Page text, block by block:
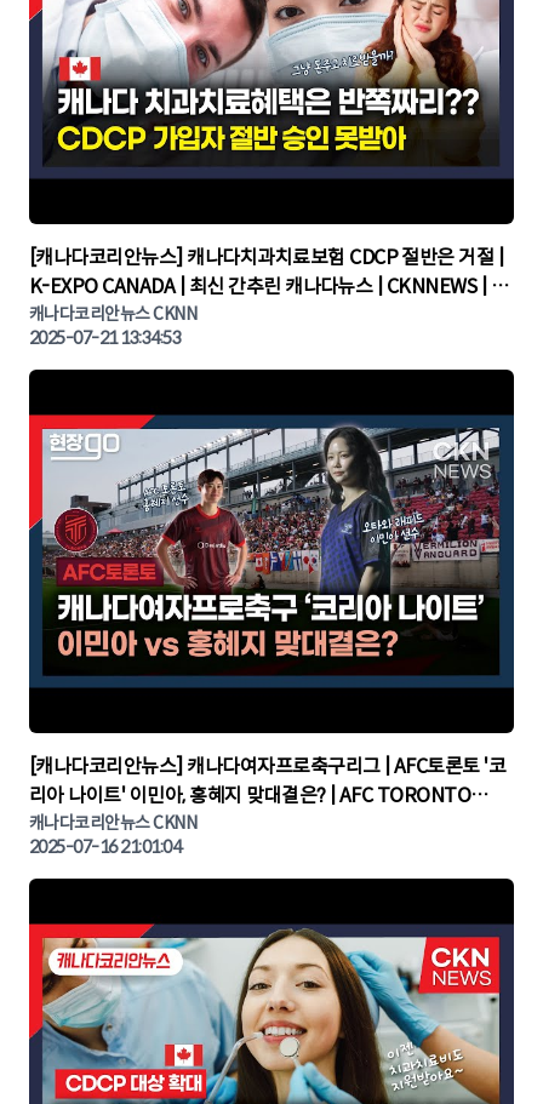
▶
[캐나다코리안뉴스] 캐나다치과치료보험 CDCP 절반은 거절 |
K-EXPO CANADA | 최신 간추린 캐나다뉴스 | CKNNEWS | 캐
나다뉴스 | 토론토뉴스
캐나다코리안뉴스 CKNN
2025-07-21 13:34:53
▶
[캐나다코리안뉴스] 캐나다여자프로축구리그 | AFC토론토 '코
리아 나이트' 이민아, 홍혜지 맞대결은? | AFC TORONTO
KOREA NIGHT | 캐나다뉴스 | 토론토뉴스
캐나다코리안뉴스 CKNN
2025-07-16 21:01:04